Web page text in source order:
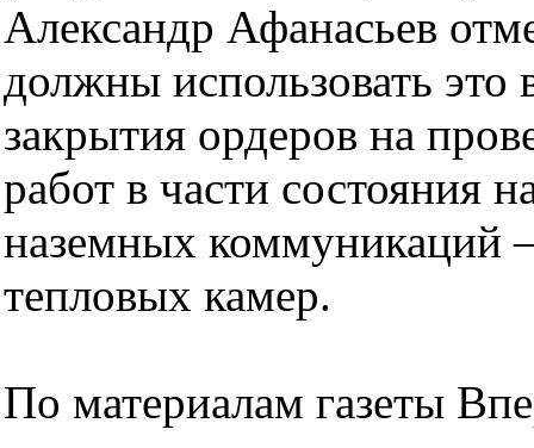
Александр Афанасьев
должны использовать это
закрытия ордеров на
работ в части состояния
наземных коммуникаций
тепловых камер.
По материалам газеты